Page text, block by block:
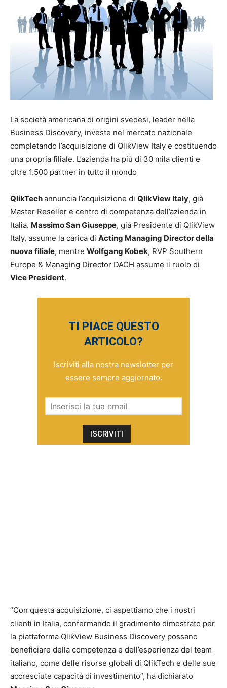
La società americana di origini svedesi, leader nella
Business Discovery, investe nel mercato nazionale
completando l’acquisizione di QlikView Italy e costituendo
una propria filiale. L’azienda ha più di 30 mila clienti e
oltre 1.500 partner in tutto il mondo
QlikTechannuncia l’acquisizione di QlikView Italy, già
Master Reseller e centro di competenza dell’azienda in
Italia. Massimo San Giuseppe, già Presidente di QlikView
Italy, assume la carica di Acting Managing Director della
nuova filiale, mentre Wolfgang Kobek, RVP Southern
Europe & Managing Director DACH assume il ruolo di
Vice President.
TI PIACE QUESTO
ARTICOLO?
Iscriviti alla nostra newsletter per
essere sempre aggiornato.
“Con questa acquisizione, ci aspettiamo che i nostri
clienti in Italia, confermando il gradimento dimostrato per
la piattaforma QlikView Business Discovery possano
beneficiare della competenza e dell’esperienza del team
italiano, come delle risorse globali di QlikTech e delle sue
accresciute capacità di investimento”, ha dichiarato